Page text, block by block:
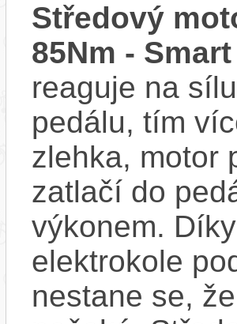
Středový
85Nm -
reaguje na
pedálu, tím
zlehka, motor
zatlačí do
výkonem.
elektrokole
nestane se,